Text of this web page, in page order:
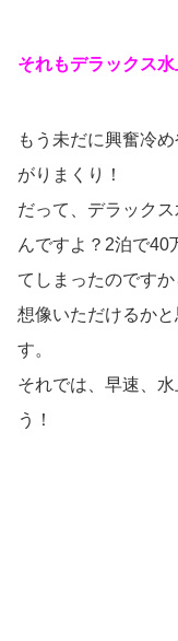
それもデラックス
もう未だに興奮冷
がりまくり！
だって、デラック
んですよ？2泊で40
てしまったのです
想像いただけるか
す。
それでは、早速、
う！